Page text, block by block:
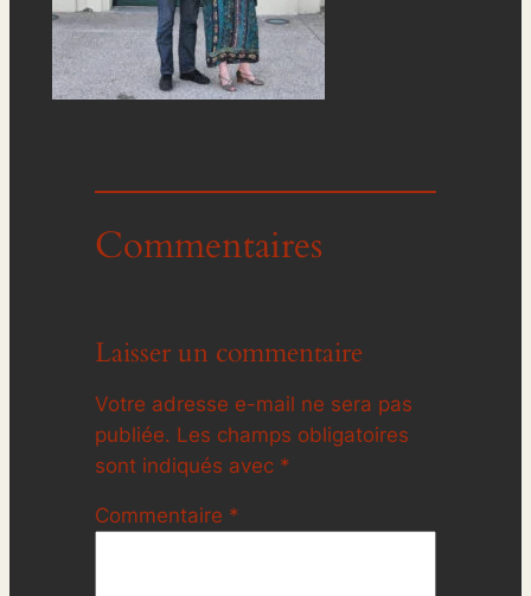
Commentaires
Laisser un commentaire
Votre adresse e-mail ne sera pas
publiée. Les champs obligatoires
sont indiqués avec *
Commentaire *